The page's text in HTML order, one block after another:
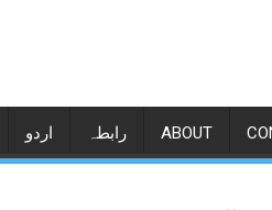
اردو رابطہ ABOUT